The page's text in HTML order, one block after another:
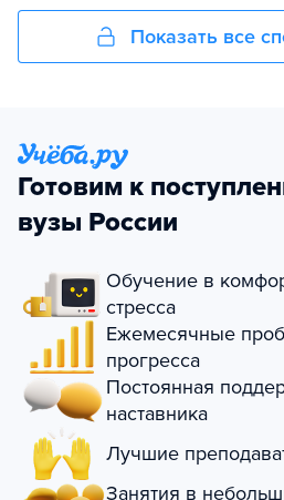
Показать все
Готовим к
вузы России
Обучение в
стресса
Ежемесячные
прогресса
Постоянная
наставника
Лучшие
Занятия в